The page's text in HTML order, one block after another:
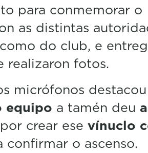
0
%
para conmemorar o
as distintas
do club, e
realizaron fotos.
micrófonos
equipo a tamén deu
por crear ese vínuclo
confirmar o ascenso.